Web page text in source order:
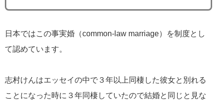
日本ではこの事実婚（common-law marriage）を制度とし
て認めています。
志村けんはエッセイの中で３年以上同棲した彼女と別れる
ことになった時に３年同棲していたので結婚と同じと見な